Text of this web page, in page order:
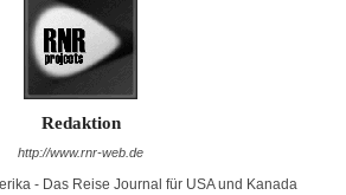
Redaktion
http://www.rnr-web.de
- Das Reise Journal für USA und Kanada